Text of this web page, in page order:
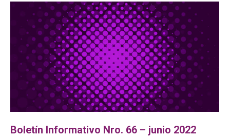
Boletín Informativo Nro. 66 – junio 2022